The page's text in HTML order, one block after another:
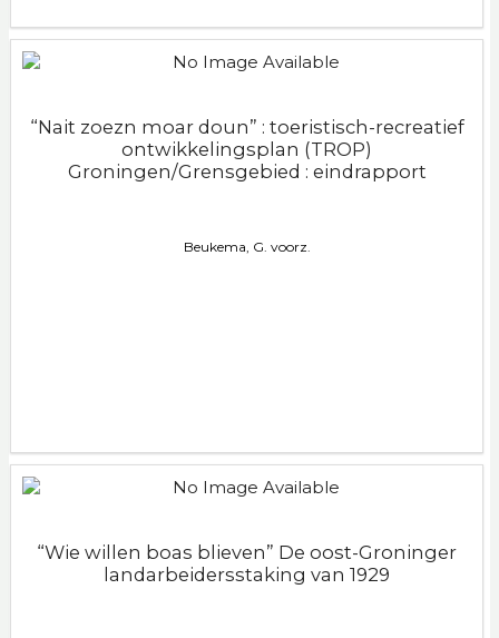
“Nait zoezn moar doun” : toeristisch-recreatief
ontwikkelingsplan (TROP)
Groningen/Grensgebied : eindrapport
Beukema, G. voorz.
“Wie willen boas blieven” De oost-Groninger
landarbeidersstaking van 1929